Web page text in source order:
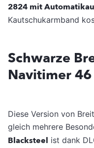
2824 mit
Kautschukarmband
Schwarze
Navitimer
Diese Version von
gleich mehrere
Blacksteel ist dank